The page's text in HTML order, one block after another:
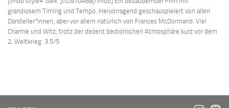
grandiosem Timing und Tempo. Hervorragend geschauspielert von allen
Darsteller*innen, aber vor allem natürlich von Frances McDormand. Viel
Charme und Witz, trotz der dezent bedrohlichen Atmosphäre kurz vor dem
2. Weltkrieg. 3.5/5